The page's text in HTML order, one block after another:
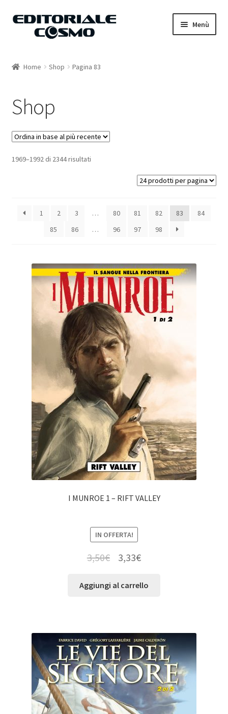
Vai
Vai
Menù
Carrello
Il mio account
Home Shop Pagina 83
Shop
1969–1992 di 2344 risultati
1 2 3 … 80 81 82 83
84
85
86 … 96 97 98
I MUNROE 1 – RIFT VALLEY
IN OFFERTA!
3,50€ 3,33€
Aggiungi al carrello